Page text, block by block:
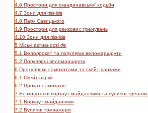
4.6 Простори для скандинавської ходьби
4.7 Зони для пікніків
4.8 Парк Савицького
4.9 Простори для ранкових тренувань
4.10 Зони для пікніків
5 Міські активності 🚲
5.1 Велопрокат та популярні веломаршрути
5.2 Популярні веломаршрути
6 Прогулянки самокатами та скейт-парками
6.1 Скейт-парки
6.2 Прокат самокатів
7 Безкоштовні воркаут-майданчики та вуличні
7.1 Воркаут-майданчики
7.2 Вуличні тренажери